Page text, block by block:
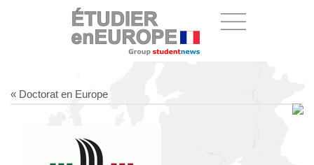
« Doctorat en Europe